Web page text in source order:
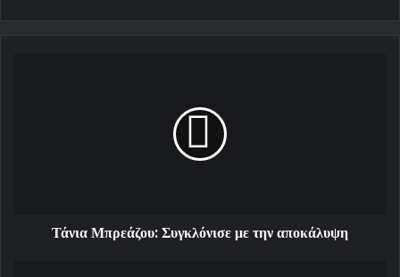
Τάνια Μπρεάζου: Συγκλόνισε με την αποκάλυψη